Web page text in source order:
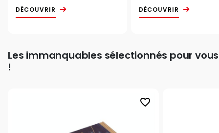
DÉCOUVRIR DÉCOUVRIR
Les immanquables sélectionnés pour vous
!
favorite_border